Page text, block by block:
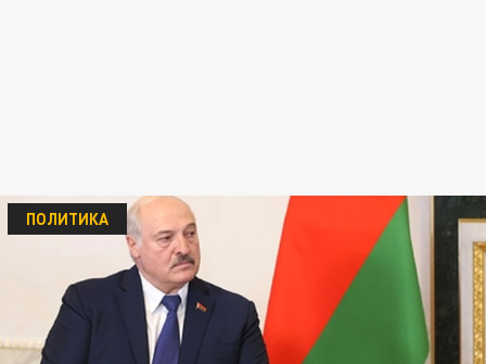
ПОЛИТИКА